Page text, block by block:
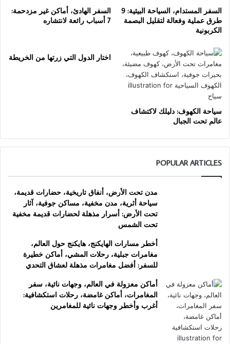
السفر المستدام، السياحة البيئية: 9
طرق عملية وفعالة لتقليل البصمة
الكربونية
السفر الهادئ، أماكن غير مزدحمة:
7 أسباب رائعة لانتشاره
سياحة الكهوف: دليلك لاكتشاف
عالم تحت الجبال
اختار الدول التي زرتها من الخريطة
POPULAR ARTICLES
مدن تحت الأرض، أنفاق تاريخية، حضارات قديمة،
سياحة أثرية، مدن مخفية، مساكن جوفية، آثار
تحت الأرض: أسرار مذهلة لحضارات قديمة مخفية
تحت الشمس
أخطر مسارات الهايكنج، هايكنج حول العالم،
مغامرات جبلية، رحلات المشي، أماكن خطيرة
للسفر: أفضل مغامرات مذهلة لعشاق التحدي
أماكن معزولة في العالم، وجهات نائية، سفر
المغامرات، أماكن غامضة، رحلات استكشافية:
أغرب وأخطر وجهات نائية للمغامرين